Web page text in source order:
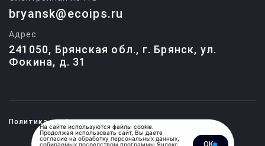
bryansk@ecoips.ru
Адрес
241050, Брянская обл., г. Брянск, ул.
Фокина, д. 31
Политика конфиденциальности
На сайте используются файлы cookie.
Продолжая использовать сайт, Вы даете
согласие на обработку персональных данных,
собираемых посредством программы Яндекс
ОК